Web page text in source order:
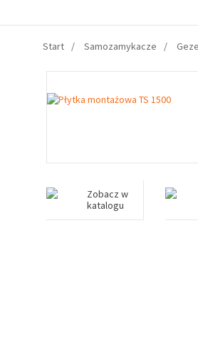
Start Samozamykacze Geze
Zobacz w
katalogu